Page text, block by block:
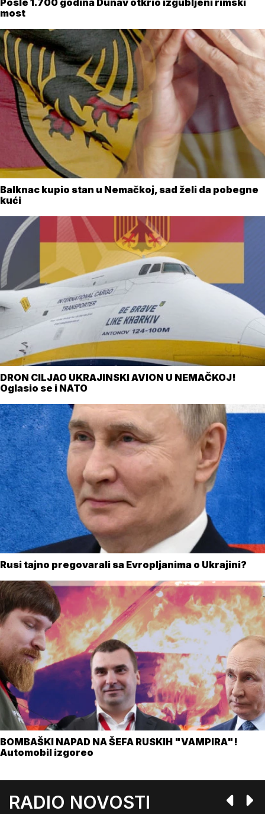
most
Balknac kupio stan u Nemačkoj, sad želi da pobegne
kući
DRON CILJAO UKRAJINSKI AVION U NEMAČKOJ!
Oglasio se i NATO
Rusi tajno pregovarali sa Evropljanima o Ukrajini?
BOMBAŠKI NAPAD NA ŠEFA RUSKIH "VAMPIRA"!
Automobil izgoreo
RADIO NOVOSTI